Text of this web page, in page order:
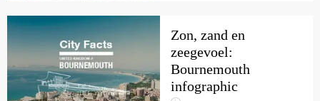
Zon, zand en
zeegevoel:
Bournemouth
infographic